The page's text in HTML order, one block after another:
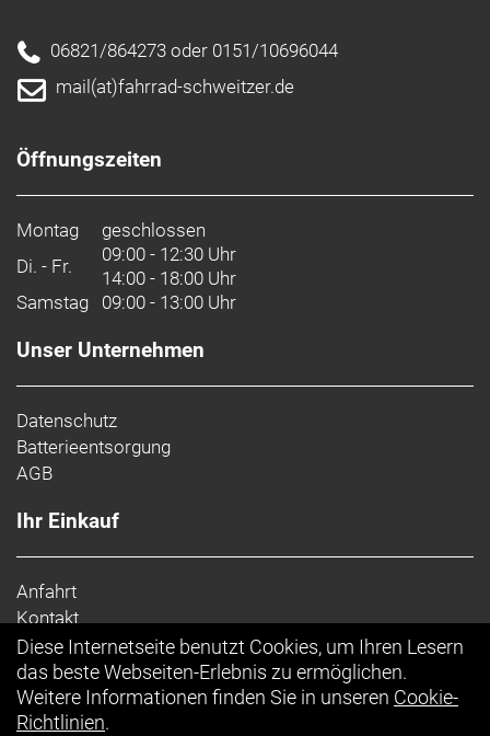
06821/864273 oder 0151/10696044
mail(at)fahrrad-schweitzer.de
Öffnungszeiten
Montag
geschlossen
Di. - Fr.
09:00 - 12:30 Uhr
14:00 - 18:00 Uhr
Samstag 09:00 - 13:00 Uhr
Unser Unternehmen
Datenschutz
Batterieentsorgung
AGB
Ihr Einkauf
Anfahrt
Kontakt
Impressum
Top Artikel
Diese Internetseite benutzt Cookies, um Ihren Lesern
das beste Webseiten-Erlebnis zu ermöglichen.
Weitere Informationen finden Sie in unseren Cookie-
Richtlinien.